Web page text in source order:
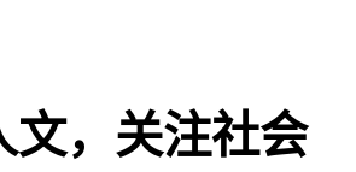
文，关注社会